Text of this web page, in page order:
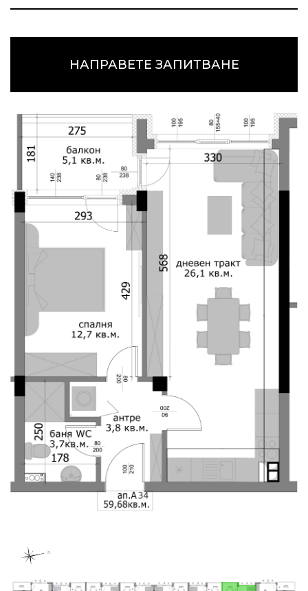
НАПРАВЕТЕ ЗАПИТВАНЕ